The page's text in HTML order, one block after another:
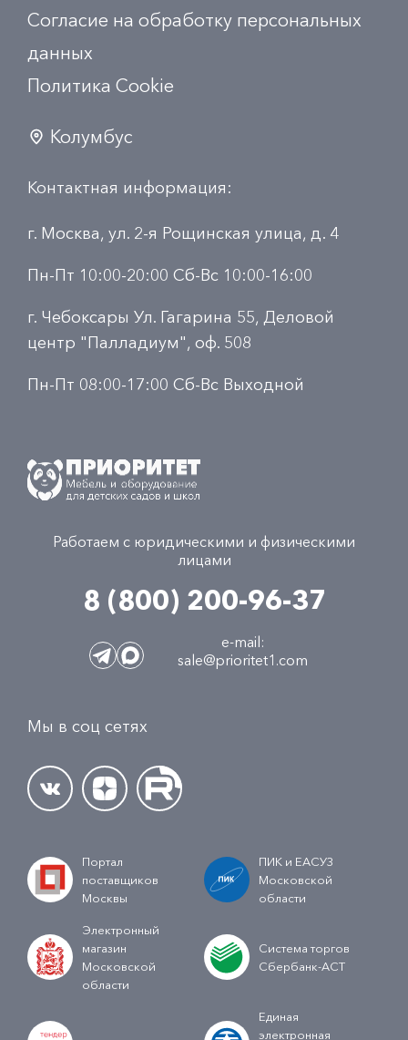
Согласие на обработку персональных
данных
Политика Сookie
Колумбус
Контактная информация:
г. Москва, ул. 2-я Рощинская улица, д. 4
Пн-Пт 10:00-20:00 Сб-Вс 10:00-16:00
г. Чебоксары Ул. Гагарина 55, Деловой
центр "Палладиум", оф. 508
Пн-Пт 08:00-17:00 Сб-Вс Выходной
Работаем с юридическими и физическими
лицами
8 (800) 200-96-37
e-mail:
sale@prioritet1.com
Мы в соц сетях
Портал
поставщиков
Москвы
ПИК и ЕАСУЗ
Московской
области
Электронный
магазин
Московской
области
Система торгов
Сбербанк-АСТ
Единая
электронная